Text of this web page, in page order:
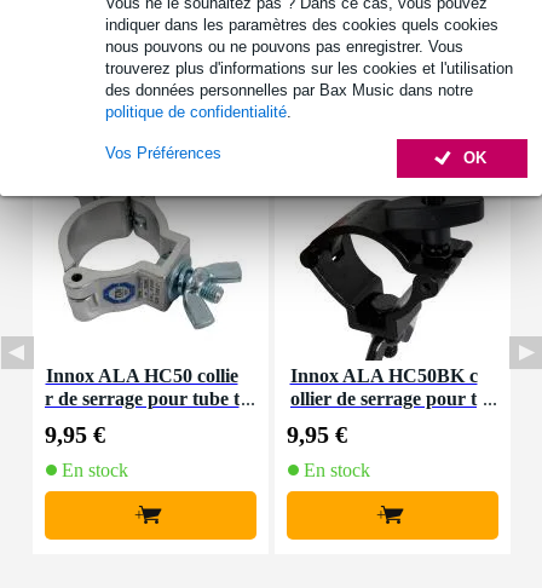
indiquer dans les paramètres des cookies quels cookies
nous pouvons ou ne pouvons pas enregistrer. Vous
trouverez plus d'informations sur les cookies et l'utilisation
des données personnelles par Bax Music dans notre
politique de confidentialité
OK
Vos Préférences
Afficher toutes les caractéristiques du produit
Accessoires (7)
Innox ALA HC50 collie
r de serrage pour tube t
9,95 €
En stock
+
Innox ALA HC50BK c
ollier de serrage pour t
9,95 €
En stock
+